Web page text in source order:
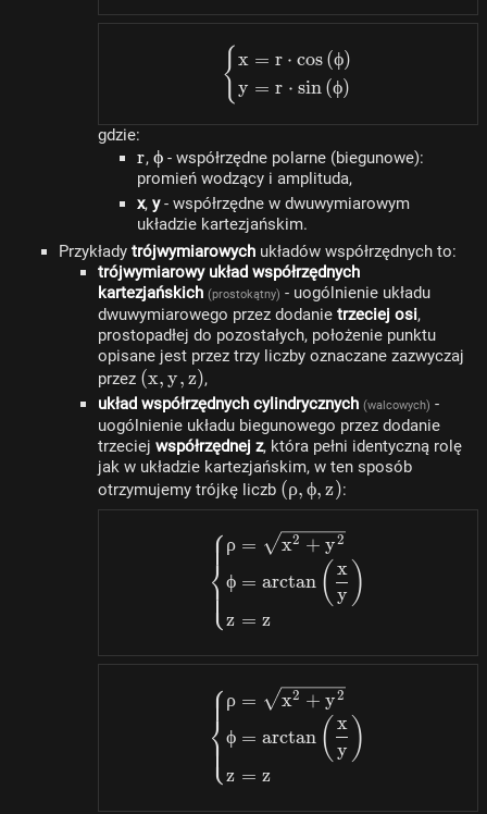
\begin{dcases}x=r
{ x = r ⋅ cos(ϕ)
y = r ⋅ sin(ϕ)
gdzie:
r
r, \phi
ϕ- współrzędne polarne (biegunowe):
promień wodzący i amplituda,
x, y- współrzędne w dwuwymiarowym
układzie kartezjańskim.
Przykłady trójwymiarowych układów współrzędnych to:
trójwymiarowy układ współrzędnych
kartezjańskich (prostokątny) - uogólnienie układu
dwuwymiarowego przez dodanie trzeciej osi,
prostopadłej do pozostałych, położenie punktu
opisane jest przez trzy liczby oznaczane zazwyczaj
przez (x,
y,
z)
(x,y,z),
układ współrzędnych cylindrycznych (walcowych) -
uogólnienie układu biegunowego przez dodanie
trzeciej współrzędnej z, która pełni identyczną rolę
jak w układzie kartezjańskim, w ten sposób
otrzymujemy trójkę liczb (\rho,
\phi,
z)
(ρ,ϕ,z):
⎩
⎨
⎧ρ = x2 + y2
ϕ = arctan ( y
x )
z = z
⎩
⎨
⎧ρ = x2 + y2
ϕ = arctan ( y
x )
z = z